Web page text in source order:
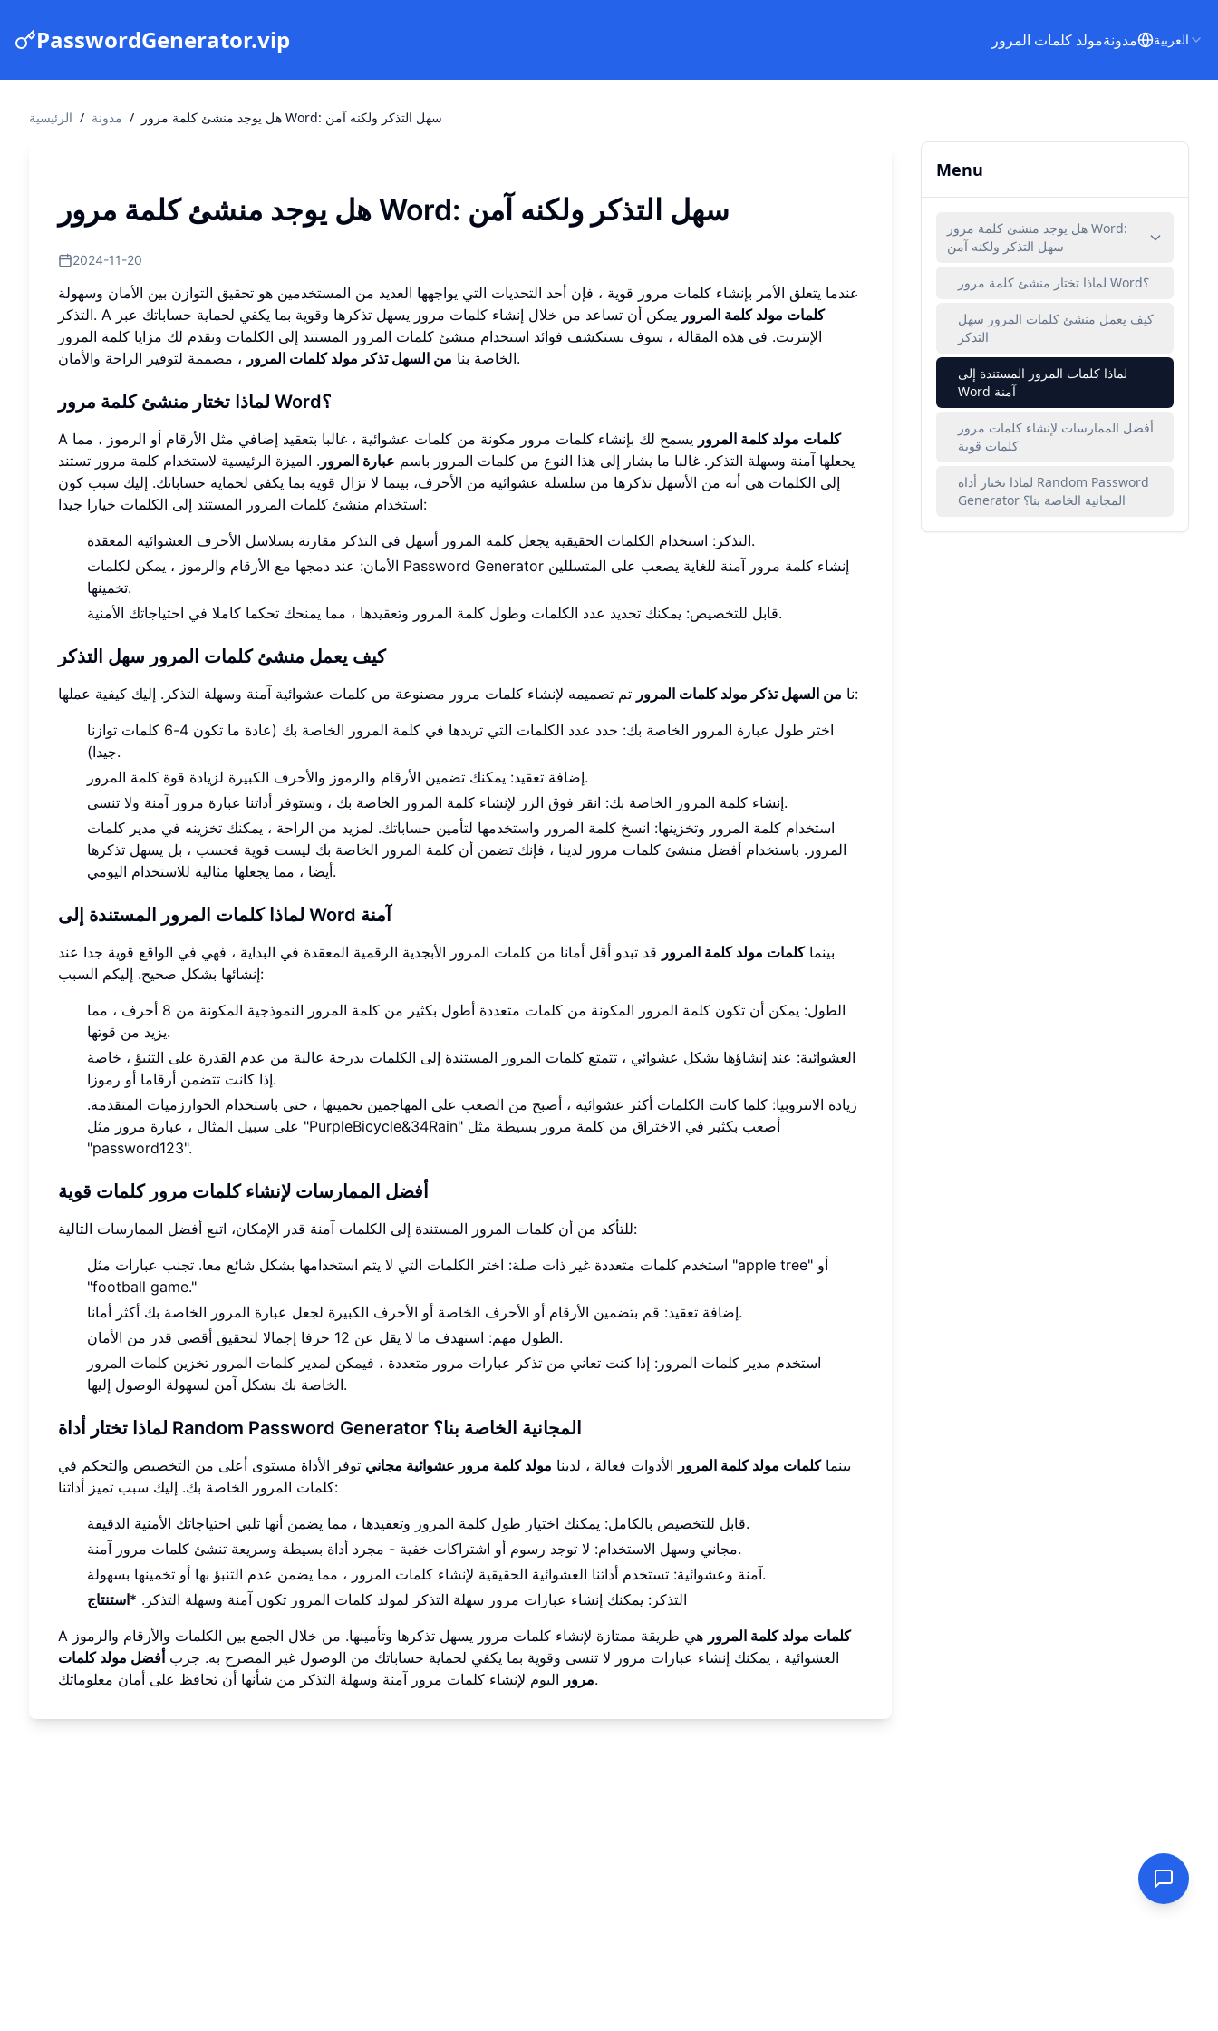
PasswordGenerator.vip مولد كلمات المرورمدونة العربية
الرئيسية / مدونة / هل يوجد منشئ كلمة مرور Word: سهل التذكر ولكنه آمن
هل يوجد منشئ كلمة مرور Word: سهل التذكر ولكنه آمن
2024-11-20
عندما يتعلق الأمر بإنشاء كلمات مرور قوية ، فإن أحد التحديات التي يواجهها العديد من المستخدمين هو تحقيق التوازن بين الأمان وسهولة
التذكر. A
كلمات مولد كلمة المرور يمكن أن تساعد من خلال إنشاء كلمات مرور يسهل تذكرها وقوية بما يكفي لحماية حساباتك عبر
الإنترنت. في هذه المقالة ، سوف نستكشف فوائد استخدام منشئ كلمات المرور المستند إلى الكلمات ونقدم لك مزايا كلمة المرور
الخاصة بنا من السهل تذكر مولد كلمات المرور ، مصممة لتوفير الراحة والأمان.
لماذا تختار منشئ كلمة مرور Word؟
A كلمات مولد كلمة المرور يسمح لك بإنشاء كلمات مرور مكونة من كلمات عشوائية ، غالبا بتعقيد إضافي مثل الأرقام أو الرموز ، مما
يجعلها آمنة وسهلة التذكر. غالبا ما يشار إلى هذا النوع من كلمات المرور باسم عبارة المرور . الميزة الرئيسية لاستخدام كلمة مرور تستند
إلى الكلمات هي أنه من الأسهل تذكرها من سلسلة عشوائية من الأحرف، بينما لا تزال قوية بما يكفي لحماية حساباتك. إليك سبب كون
استخدام منشئ كلمات المرور المستند إلى الكلمات خيارا جيدا:
التذكر: استخدام الكلمات الحقيقية يجعل كلمة المرور أسهل في التذكر مقارنة بسلاسل الأحرف العشوائية المعقدة.
الأمان: عند دمجها مع الأرقام والرموز ، يمكن لكلمات Password Generator إنشاء كلمة مرور آمنة للغاية يصعب على المتسللين
تخمينها.
قابل للتخصيص: يمكنك تحديد عدد الكلمات وطول كلمة المرور وتعقيدها ، مما يمنحك تحكما كاملا في احتياجاتك الأمنية.
كيف يعمل منشئ كلمات المرور سهل التذكر
نا من السهل تذكر مولد كلمات المرور
تم تصميمه لإنشاء كلمات مرور مصنوعة من كلمات عشوائية آمنة وسهلة التذكر. إليك كيفية عملها:
اختر طول عبارة المرور الخاصة بك: حدد عدد الكلمات التي تريدها في كلمة المرور الخاصة بك (عادة ما تكون 4-6 كلمات توازنا
جيدا).
إضافة تعقيد: يمكنك تضمين الأرقام والرموز والأحرف الكبيرة لزيادة قوة كلمة المرور.
إنشاء كلمة المرور الخاصة بك: انقر فوق الزر لإنشاء كلمة المرور الخاصة بك ، وستوفر أداتنا عبارة مرور آمنة ولا تنسى.
استخدام كلمة المرور وتخزينها: انسخ كلمة المرور واستخدمها لتأمين حساباتك. لمزيد من الراحة ، يمكنك تخزينه في مدير كلمات
المرور. باستخدام أفضل منشئ كلمات مرور لدينا ، فإنك تضمن أن كلمة المرور الخاصة بك ليست قوية فحسب ، بل يسهل تذكرها
أيضا ، مما يجعلها مثالية للاستخدام اليومي.
لماذا كلمات المرور المستندة إلى Word آمنة
بينماكلمات مولد كلمة المرور قد تبدو أقل أمانا من كلمات المرور الأبجدية الرقمية المعقدة في البداية ، فهي في الواقع قوية جدا عند
إنشائها بشكل صحيح. إليكم السبب:
الطول: يمكن أن تكون كلمة المرور المكونة من كلمات متعددة أطول بكثير من كلمة المرور النموذجية المكونة من 8 أحرف ، مما
يزيد من قوتها.
العشوائية: عند إنشاؤها بشكل عشوائي ، تتمتع كلمات المرور المستندة إلى الكلمات بدرجة عالية من عدم القدرة على التنبؤ ، خاصة
إذا كانت تتضمن أرقاما أو رموزا.
زيادة الانتروبيا: كلما كانت الكلمات أكثر عشوائية ، أصبح من الصعب على المهاجمين تخمينها ، حتى باستخدام الخوارزميات المتقدمة.
على سبيل المثال ، عبارة مرور مثل "PurpleBicycle&34Rain" أصعب بكثير في الاختراق من كلمة مرور بسيطة مثل
"password123".
أفضل الممارسات لإنشاء كلمات مرور كلمات قوية
للتأكد من أن كلمات المرور المستندة إلى الكلمات آمنة قدر الإمكان، اتبع أفضل الممارسات التالية:
استخدم كلمات متعددة غير ذات صلة: اختر الكلمات التي لا يتم استخدامها بشكل شائع معا. تجنب عبارات مثل "apple tree" أو
"football game."
إضافة تعقيد: قم بتضمين الأرقام أو الأحرف الخاصة أو الأحرف الكبيرة لجعل عبارة المرور الخاصة بك أكثر أمانا.
الطول مهم: استهدف ما لا يقل عن 12 حرفا إجمالا لتحقيق أقصى قدر من الأمان.
استخدم مدير كلمات المرور: إذا كنت تعاني من تذكر عبارات مرور متعددة ، فيمكن لمدير كلمات المرور تخزين كلمات المرور
الخاصة بك بشكل آمن لسهولة الوصول إليها.
لماذا تختار أداة Random Password Generator المجانية الخاصة بنا؟
بينماكلمات مولد كلمة المرور الأدوات فعالة ، لدينا مولد كلمة مرور عشوائية مجاني توفر الأداة مستوى أعلى من التخصيص والتحكم في
كلمات المرور الخاصة بك. إليك سبب تميز أداتنا:
قابل للتخصيص بالكامل: يمكنك اختيار طول كلمة المرور وتعقيدها ، مما يضمن أنها تلبي احتياجاتك الأمنية الدقيقة.
مجاني وسهل الاستخدام: لا توجد رسوم أو اشتراكات خفية - مجرد أداة بسيطة وسريعة تنشئ كلمات مرور آمنة.
آمنة وعشوائية: تستخدم أداتنا العشوائية الحقيقية لإنشاء كلمات المرور ، مما يضمن عدم التنبؤ بها أو تخمينها بسهولة.
التذكر: يمكنك إنشاء عبارات مرور سهلة التذكر لمولد كلمات المرور تكون آمنة وسهلة التذكر. *استنتاج
A
كلمات مولد كلمة المرور هي طريقة ممتازة لإنشاء كلمات مرور يسهل تذكرها وتأمينها. من خلال الجمع بين الكلمات والأرقام والرموز
العشوائية ، يمكنك إنشاء عبارات مرور لا تنسى وقوية بما يكفي لحماية حساباتك من الوصول غير المصرح به. جربأفضل مولد كلمات
مروراليوم لإنشاء كلمات مرور آمنة وسهلة التذكر من شأنها أن تحافظ على أمان معلوماتك.
Menu
هل يوجد منشئ كلمة مرور Word:
سهل التذكر ولكنه آمن
لماذا تختار منشئ كلمة مرور Word؟
كيف يعمل منشئ كلمات المرور سهل
التذكر
لماذا كلمات المرور المستندة إلى
Word آمنة
أفضل الممارسات لإنشاء كلمات مرور
كلمات قوية
لماذا تختار أداة Random Password
Generator المجانية الخاصة بنا؟